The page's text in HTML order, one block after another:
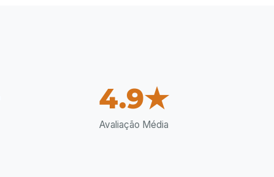
4.9★
Avaliação Média